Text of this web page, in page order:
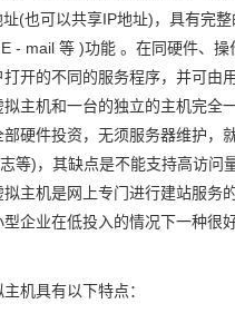
(也可以共享IP地址)，具有完
- mail 等 )功能 。在同硬件、操
打开的不同的服务程序，并可由
主机和一台的独立的主机完全
硬件投资，无须服务器维护，
等)，其缺点是不能支持高访问
主机是网上专门进行建站服务
企业在低投入的情况下一种很
具有以下特点：